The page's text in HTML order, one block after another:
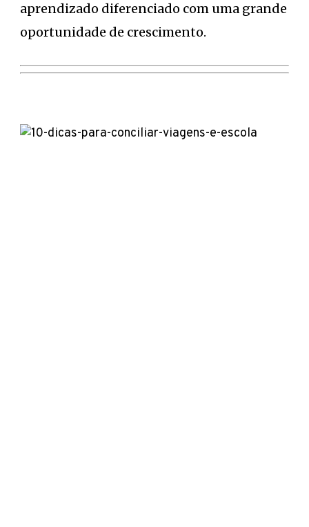
aprendizado diferenciado com uma grande
oportunidade de crescimento.